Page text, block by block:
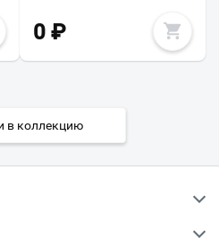
0₽
в коллекцию